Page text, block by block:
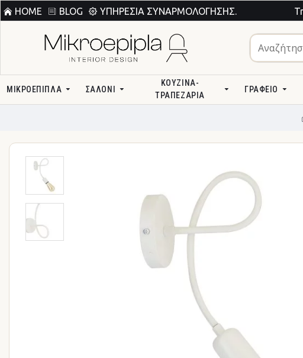
HOME BLOG ΥΠΗΡΕΣΊΑ ΣΥΝΑΡΜΟΛΌΓΗΣΗΣ.
ΜΙΚΡΟΕΠΙΠΛΑ ΣΑΛΌΝΙ
ΚΟΥΖΊΝΑ-
ΤΡΑΠΕΖΑΡΊΑ
ΓΡΑΦΕΊΟ